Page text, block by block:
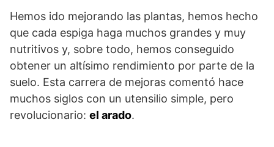
Hemos ido mejorando las plantas, hemos hecho
que cada espiga haga muchos grandes y muy
nutritivos y, sobre todo, hemos conseguido
obtener un altísimo rendimiento por parte de la
suelo. Esta carrera de mejoras comentó hace
muchos siglos con un utensilio simple, pero
revolucionario: el arado.